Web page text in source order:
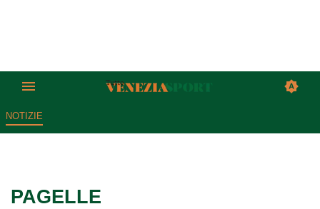
NOTIZIE
PAGELLE